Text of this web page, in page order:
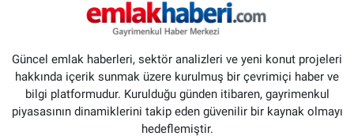
Güncel emlak haberleri, sektör analizleri ve yeni konut projeleri
hakkında içerik sunmak üzere kurulmuş bir çevrimiçi haber ve
bilgi platformudur. Kurulduğu günden itibaren, gayrimenkul
piyasasının dinamiklerini takip eden güvenilir bir kaynak olmayı
hedeflemiştir.